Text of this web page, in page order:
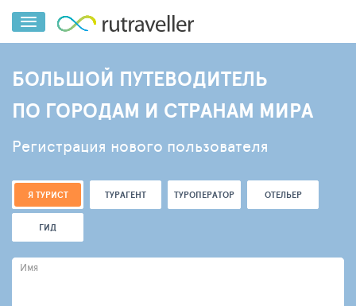
БОЛЬШОЙ ПУТЕВОДИТЕЛЬ
ПО ГОРОДАМ И СТРАНАМ МИРА
Регистрация нового пользователя
Я ТУРИСТ ТУРАГЕНТ ТУРОПЕРАТОР ОТЕЛЬЕР
ГИД
Имя